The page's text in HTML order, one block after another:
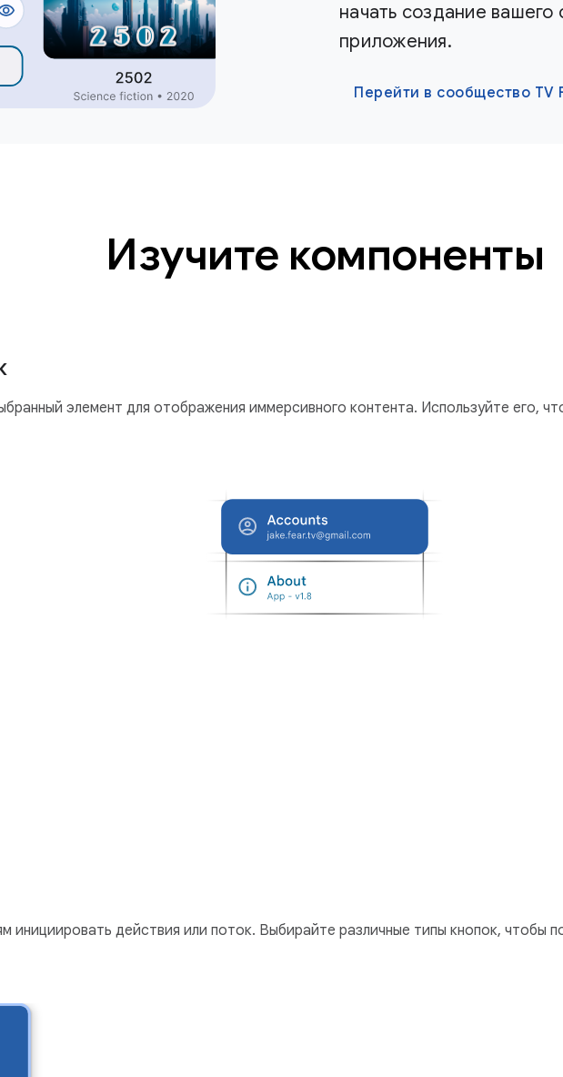
начать создание
приложения.
Перейти в сообщество TV
Изучите компоненты
инициировать действия или поток. Выбирайте различные типы кнопок, чтобы
элемент для отображения иммерсивного контента. Используйте его,